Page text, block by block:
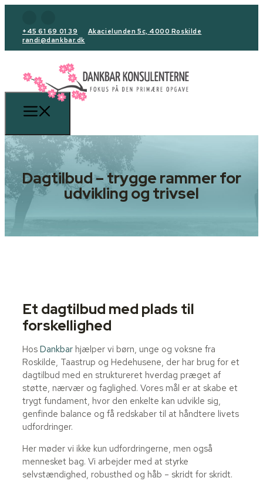
+45 61 69 01 39
Akacielunden 5c, 4000 Roskilde
randi@dankbar.dk
Dagtilbud – trygge rammer for
udvikling og trivsel
Et dagtilbud med plads til
forskellighed
Hos Dankbar hjælper vi børn, unge og voksne fra
Roskilde, Taastrup og Hedehusene, der har brug for et
dagtilbud med en struktureret hverdag præget af
støtte, nærvær og faglighed. Vores mål er at skabe et
trygt fundament, hvor den enkelte kan udvikle sig,
genfinde balance og få redskaber til at håndtere livets
udfordringer.
Her møder vi ikke kun udfordringerne, men også
mennesket bag. Vi arbejder med at styrke
selvstændighed, robusthed og håb – skridt for skridt.